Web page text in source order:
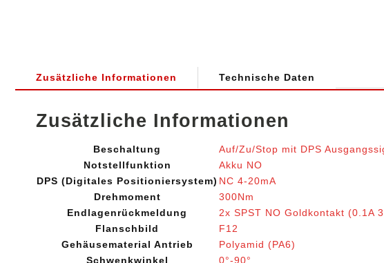
Zusätzliche Informationen Technische Daten
Zusätzliche Informationen
Beschaltung
Auf/Zu/Stop mit DPS
Notstellfunktion
Akku NO
DPS (Digitales Positioniersystem) NC 4-20mA
Drehmoment
300Nm
Endlagenrückmeldung
2x SPST NO Goldkontakt (0.1A
Flanschbild
F12
Gehäusematerial Antrieb
Polyamid (PA6)
Schwenkwinkel
0°-90°